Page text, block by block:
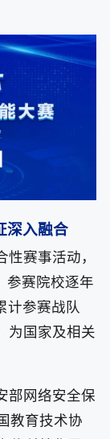
深入融合
赛事活动，
参赛院校逐年
计参赛战队
为国家及相关
部网络安全保
教育技术协